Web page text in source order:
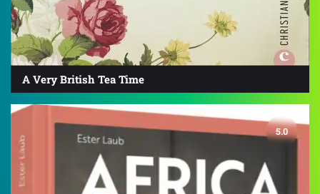
A Very British Tea Time
5.0